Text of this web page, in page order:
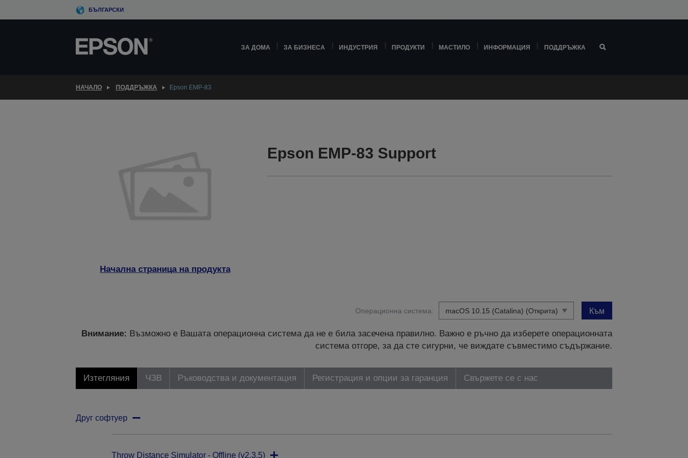
to
БЪЛГАРСКИ
ЗА ДОМА ЗА БИЗНЕСА ИНДУСТРИЯ ПРОДУКТИ МАСТИЛО ИНФОРМАЦИЯ ПОДДРЪЖКА
НАЧАЛО ПОДДРЪЖКА Epson EMP-83
Начална страница на продукта
Epson EMP-83 Support
Операционна система: Към
Внимание: Възможно е Вашата операционна система да не е била засечена правилно. Важно е ръчно да изберете операционната
система отгоре, за да сте сигурни, че виждате съвместимо съдържание.
Изтегляния ЧЗВ Ръководства и документация Регистрация и опции за гаранция Свържете се с нас
Друг софтуер
Throw Distance Simulator - Offline (v2.3.5)